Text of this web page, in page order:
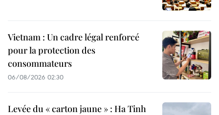
Vietnam : Un cadre légal renforcé
pour la protection des
consommateurs
06/08/2026 02:30
Levée du « carton jaune » : Ha Tinh